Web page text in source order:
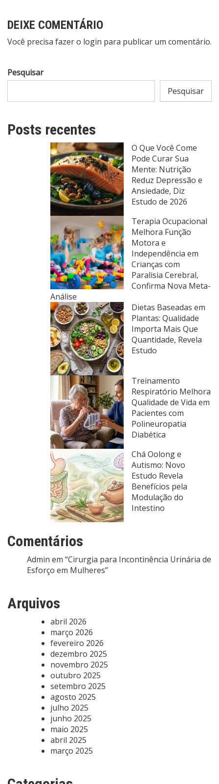
DEIXE COMENTÁRIO
Você precisa fazer o login para publicar um comentário.
Pesquisar
Pesquisar
Posts recentes
O Que Você Come
Pode Curar Sua
Mente: Nutrição
Reduz Depressão e
Ansiedade, Diz
Estudo de 2026
Terapia Ocupacional
Melhora Função
Motora e
Independência em
Crianças com
Paralisia Cerebral,
Confirma Nova Meta-
Análise
Dietas Baseadas em
Plantas: Qualidade
Importa Mais Que
Quantidade, Revela
Estudo
Treinamento
Respiratório Melhora
Qualidade de Vida em
Pacientes com
Polineuropatia
Diabética
Chá Oolong e
Autismo: Novo
Estudo Revela
Benefícios pela
Modulação do
Intestino
Comentários
Admin em “Cirurgia para Incontinência Urinária de
Esforço em Mulheres”
Arquivos
abril 2026
março 2026
fevereiro 2026
dezembro 2025
novembro 2025
outubro 2025
setembro 2025
agosto 2025
julho 2025
junho 2025
maio 2025
abril 2025
março 2025